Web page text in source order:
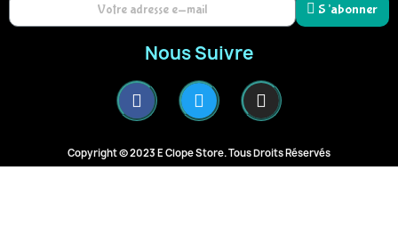
S’abonner
Nous Suivre
Copyright © 2023 E Clope Store. Tous Droits Réservés